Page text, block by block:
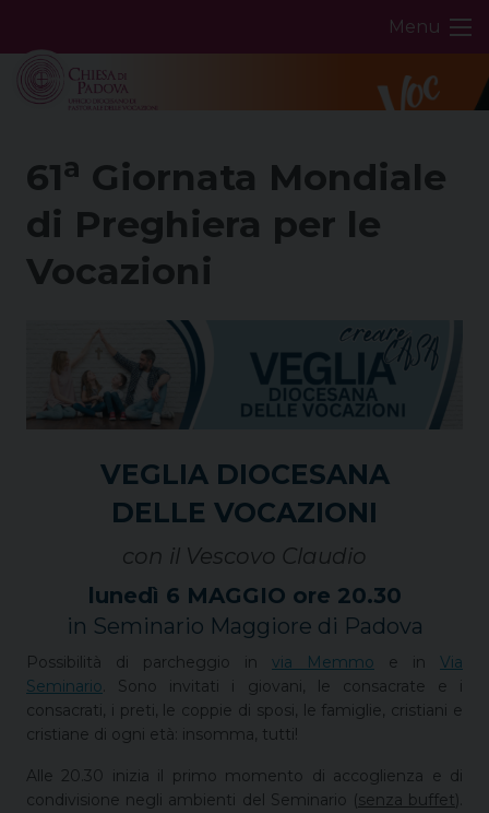
content
Menu
61a Giornata Mondiale
di Preghiera per le
Vocazioni
VEGLIA DIOCESANA
DELLE VOCAZIONI
con il Vescovo Claudio
lunedì 6 MAGGIO ore 20.30
in Seminario Maggiore di Padova
Possibilità di parcheggio in via Memmo e in Via
Seminario . Sono invitati i giovani, le consacrate e i
consacrati, i preti, le coppie di sposi, le famiglie, cristiani e
cristiane di ogni età: insomma, tutti!
Alle 20.30 inizia il primo momento di accoglienza e di
condivisione negli ambienti del Seminario (senza buffet).